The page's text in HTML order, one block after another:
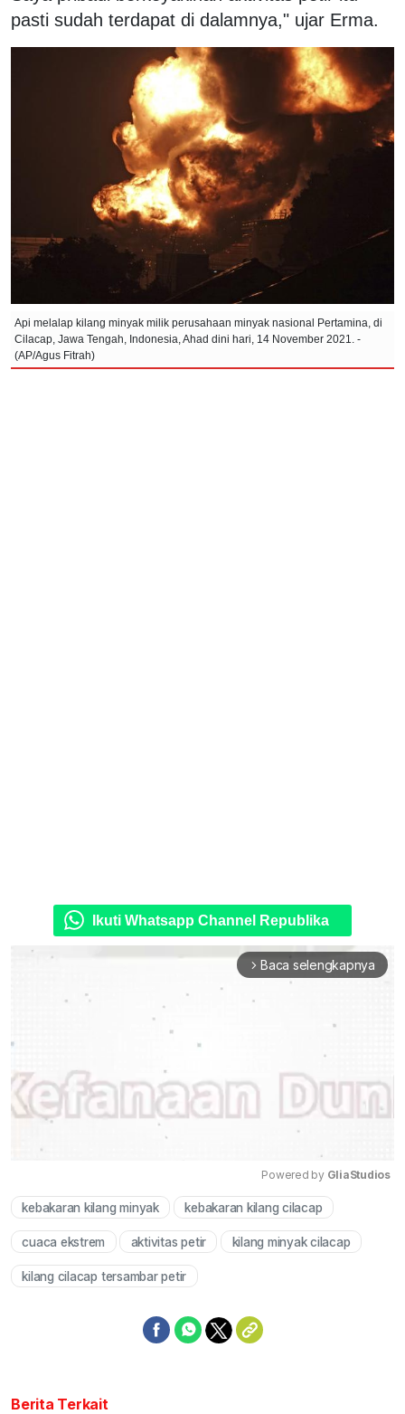
pasti sudah terdapat di dalamnya," ujar Erma.
Api melalap kilang minyak milik perusahaan minyak nasional Pertamina, di
Cilacap, Jawa Tengah, Indonesia, Ahad dini hari, 14 November 2021. -
(AP/Agus Fitrah)
Ikuti Whatsapp Channel Republika
arrow_forward_ios Baca selengkapnya
Mute
Powered by GliaStudios
kebakaran kilang minyak kebakaran kilang cilacap
cuaca ekstrem aktivitas petir kilang minyak cilacap
kilang cilacap tersambar petir
Berita Terkait